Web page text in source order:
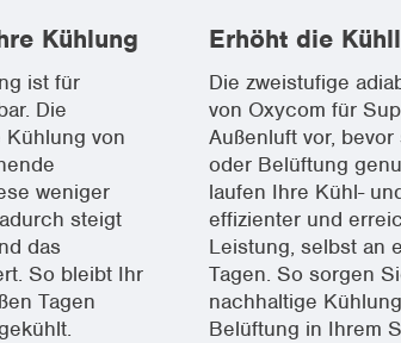
Kühlung
ist für
Die
Kühlung von
weniger
steigt
das
So bleibt Ihr
Tagen
Erhöht die
Die zweistufige
von Oxycom für
Außenluft vor,
oder Belüftung
laufen Ihre Kühl-
effizienter und
Leistung, selbst an
Tagen. So sorgen
nachhaltige
Belüftung in Ihrem